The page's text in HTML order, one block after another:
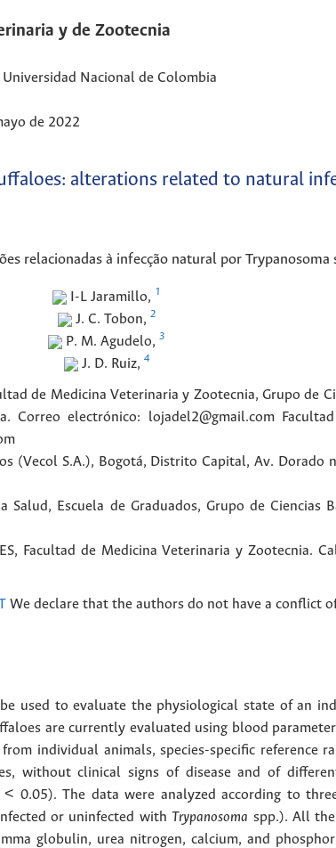
y de Zootecnia
Nacional de Colombia
de 2022
alterations related to natural
relacionadas à infecção natural por Trypanosoma
I-L Jaramillo, 1
J. C. Tobon, 2
P. M. Agudelo, 3
J. D. Ruiz, 4
de Medicina Veterinaria y Zootecnia, Grupo de
Correo electrónico: lojadel2@gmail.com
(Vecol S.A.), Bogotá, Distrito Capital, Av. Dorado
Salud, Escuela de Graduados, Grupo de Ciencias
Facultad de Medicina Veterinaria y Zootecnia.
We declare that the authors do not have a conflict
used to evaluate the physiological state of an
are currently evaluated using blood
individual animals, species-specific reference
without clinical signs of disease and of
0.05). The data were analyzed according to
or uninfected withTrypanosoma spp.). All
globulin, urea nitrogen, calcium, and